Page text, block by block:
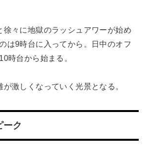
徐々に地獄のラッシュアワーが始め
は9時台に入ってから。日中のオフ
時台から始まる。
激しくなっていく光景となる。
ーク